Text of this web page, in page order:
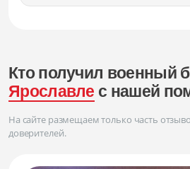
Кто получил военный
Ярославле с нашей
На сайте размещаем только часть
доверителей.